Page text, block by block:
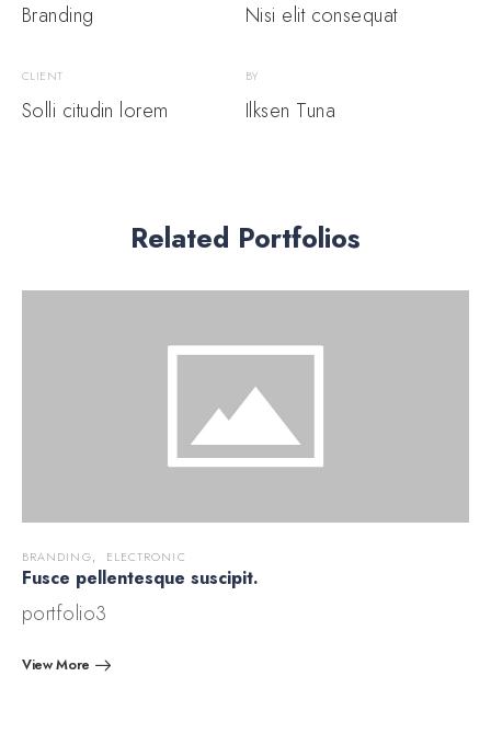
Branding Nisi elit consequat
CLIENT
Solli citudin lorem
BY
Ilksen Tuna
Related Portfolios
BRANDING, ELECTRONIC
Fusce pellentesque suscipit.
portfolio3
View More